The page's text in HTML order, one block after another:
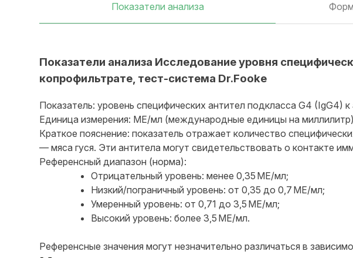
Показатели анализа
Показатели анализа Исследование уровня
копрофильтрате, тест-система Dr.Fooke
Показатель: уровень специфических антител подкласса G4 (IgG4)
Единица измерения: МЕ/мл (международные единицы на
Краткое пояснение: показатель отражает количество
— мяса гуся. Эти антитела могут свидетельствовать о контакте
Референсный диапазон (норма):
Отрицательный уровень: менее 0,35 МЕ/мл;
Низкий/пограничный уровень: от 0,35 до 0,7 МЕ/мл;
Умеренный уровень: от 0,71 до 3,5 МЕ/мл;
Высокий уровень: более 3,5 МЕ/мл.
Референсные значения могут незначительно различаться в